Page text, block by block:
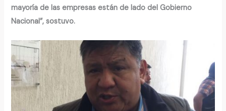
mayoría de las empresas están de lado del Gobierno
Nacional”, sostuvo.